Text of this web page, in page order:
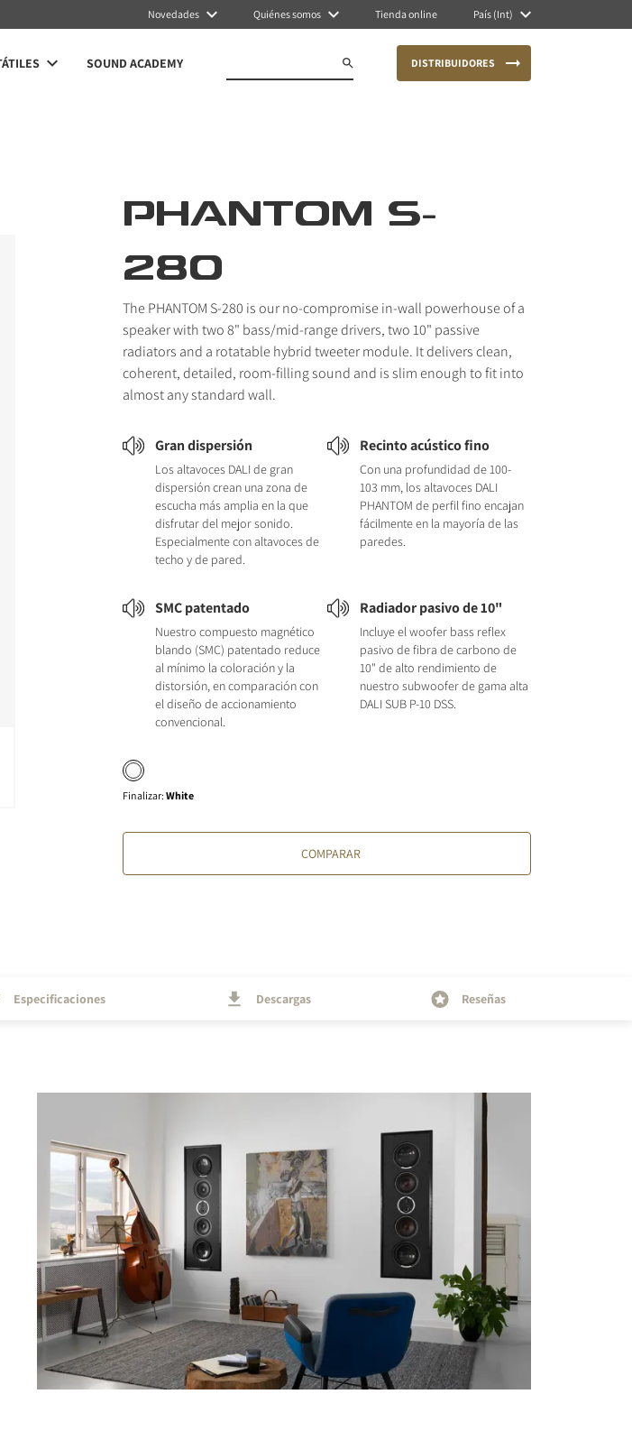
Novedades Quiénes somos Tienda online País (Int)
SOUND ACADEMY DISTRIBUIDORES
PHANTOM S-
280
The PHANTOM S-280 is our no-compromise in-wall powerhouse of a
speaker with two 8" bass/mid-range drivers, two 10" passive
radiators and a rotatable hybrid tweeter module. It delivers clean,
coherent, detailed, room-filling sound and is slim enough to fit into
almost any standard wall.
Gran dispersión
Los altavoces DALI de gran
dispersión crean una zona de
escucha más amplia en la que
disfrutar del mejor sonido.
Especialmente con altavoces de
techo y de pared.
Recinto acústico fino
Con una profundidad de 100-
103 mm, los altavoces DALI
PHANTOM de perfil fino encajan
fácilmente en la mayoría de las
paredes.
SMC patentado
Nuestro compuesto magnético
blando (SMC) patentado reduce
al mínimo la coloración y la
distorsión, en comparación con
el diseño de accionamiento
convencional.
Radiador pasivo de 10"
Incluye el woofer bass reflex
pasivo de fibra de carbono de
10" de alto rendimiento de
nuestro subwoofer de gama alta
DALI SUB P-10 DSS.
Finalizar:White
COMPARAR
Especificaciones Descargas Reseñas